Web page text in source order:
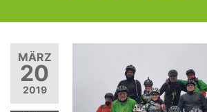
MÄRZ
20
2019